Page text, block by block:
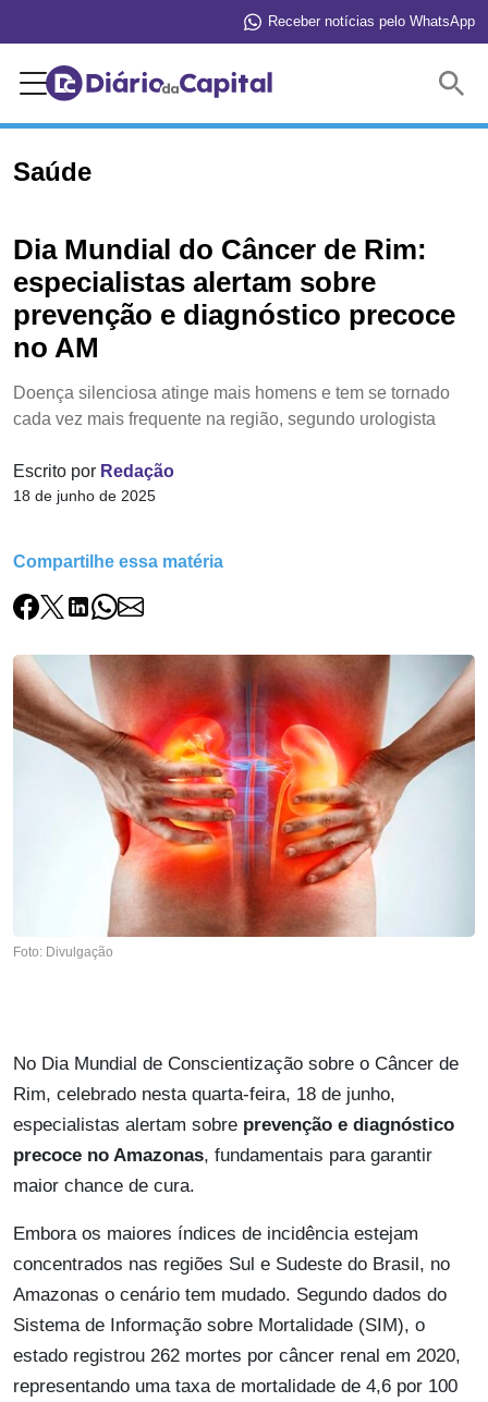
Receber notícias pelo WhatsApp
Saúde
Dia Mundial do Câncer de Rim:
especialistas alertam sobre
prevenção e diagnóstico precoce
no AM
Doença silenciosa atinge mais homens e tem se tornado
cada vez mais frequente na região, segundo urologista
Escrito por Redação
18 de junho de 2025
Compartilhe essa matéria
Foto: Divulgação
No Dia Mundial de Conscientização sobre o Câncer de
Rim, celebrado nesta quarta-feira, 18 de junho,
especialistas alertam sobre prevenção e diagnóstico
precoce no Amazonas, fundamentais para garantir
maior chance de cura.
Embora os maiores índices de incidência estejam
concentrados nas regiões Sul e Sudeste do Brasil, no
Amazonas o cenário tem mudado. Segundo dados do
Sistema de Informação sobre Mortalidade (SIM), o
estado registrou 262 mortes por câncer renal em 2020,
representando uma taxa de mortalidade de 4,6 por 100